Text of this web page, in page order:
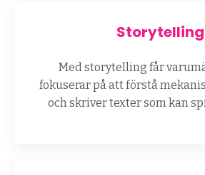
Storytelling
Med storytelling får
fokuserar på att förstå
och skriver texter som kan